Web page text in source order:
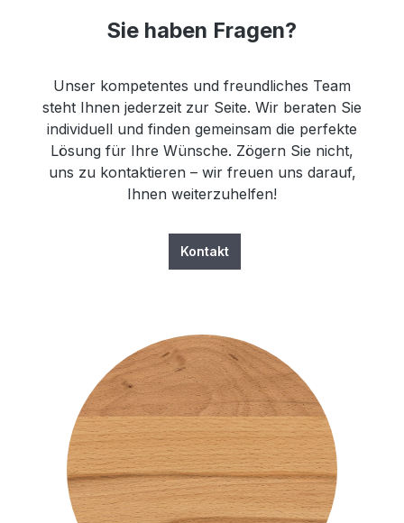
Sie haben Fragen?
Unser kompetentes und freundliches Team
steht Ihnen jederzeit zur Seite. Wir beraten Sie
individuell und finden gemeinsam die perfekte
Lösung für Ihre Wünsche. Zögern Sie nicht,
uns zu kontaktieren – wir freuen uns darauf,
Ihnen weiterzuhelfen!
Kontakt